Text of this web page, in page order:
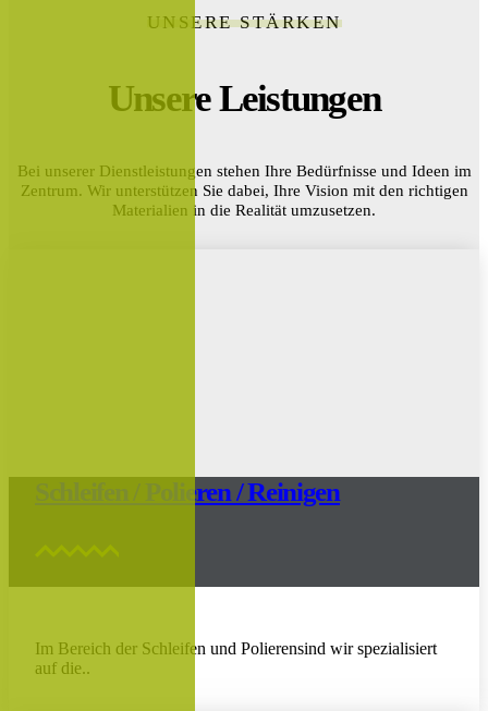
UNSERE STÄRKEN
Unsere Leistungen
Bei unserer Dienstleistungen stehen Ihre Bedürfnisse und Ideen im
Zentrum. Wir unterstützen Sie dabei, Ihre Vision mit den richtigen
Materialien in die Realität umzusetzen.
Schleifen / Polieren / Reinigen
Im Bereich der Schleifen und Polierensind wir spezialisiert
auf die..